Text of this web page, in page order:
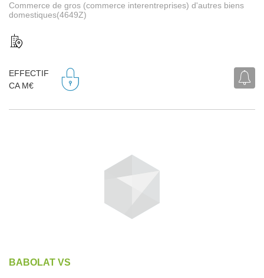
Commerce de gros (commerce interentreprises) d'autres biens
domestiques(4649Z)
EFFECTIF
CA M€
BABOLAT VS